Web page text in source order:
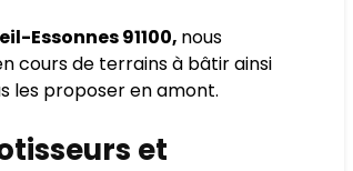
Essonnes 91100, nous
cours de terrains à bâtir ainsi
les proposer en amont.
et